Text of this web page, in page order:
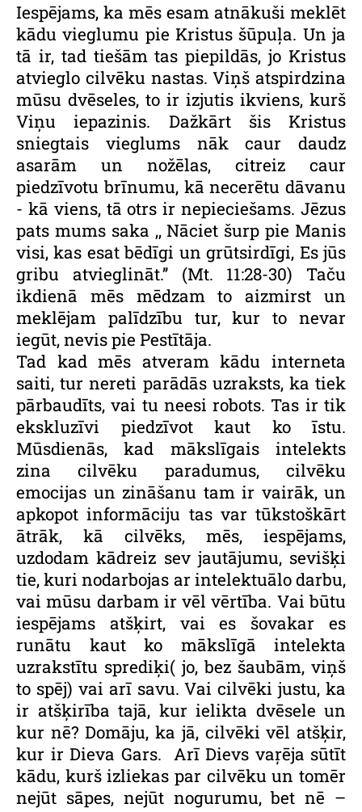
Iespējams, ka mēs esam atnākuši meklēt
kādu vieglumu pie Kristus šūpuļa. Un ja
tā ir, tad tiešām tas piepildās, jo Kristus
atvieglo cilvēku nastas. Viņš atspirdzina
mūsu dvēseles, to ir izjutis ikviens, kurš
Viņu iepazinis. Dažkārt šis Kristus
sniegtais vieglums nāk caur daudz
asarām un nožēlas, citreiz caur
piedzīvotu brīnumu, kā necerētu dāvanu
- kā viens, tā otrs ir nepieciešams. Jēzus
pats mums saka ,, Nāciet šurp pie Manis
visi, kas esat bēdīgi un grūtsirdīgi, Es jūs
gribu atvieglināt.’’ (Mt. 11:28-30) Taču
ikdienā mēs mēdzam to aizmirst un
meklējam palīdzību tur, kur to nevar
iegūt, nevis pie Pestītāja.
Tad kad mēs atveram kādu interneta
saiti, tur nereti parādās uzraksts, ka tiek
pārbaudīts, vai tu neesi robots. Tas ir tik
ekskluzīvi piedzīvot kaut ko īstu.
Mūsdienās, kad mākslīgais intelekts
zina cilvēku paradumus, cilvēku
emocijas un zināšanu tam ir vairāk, un
apkopot informāciju tas var tūkstoškārt
ātrāk, kā cilvēks, mēs, iespējams,
uzdodam kādreiz sev jautājumu, sevišķi
tie, kuri nodarbojas ar intelektuālo darbu,
vai mūsu darbam ir vēl vērtība. Vai būtu
iespējams atšķirt, vai es šovakar es
runātu kaut ko mākslīgā intelekta
uzrakstītu sprediķi( jo, bez šaubām, viņš
to spēj) vai arī savu. Vai cilvēki justu, ka
ir atšķirība tajā, kur ielikta dvēsele un
kur nē? Domāju, ka jā, cilvēki vēl atšķir,
kur ir Dieva Gars. Arī Dievs vaŗēja sūtīt
kādu, kurš izliekas par cilvēku un tomēr
nejūt sāpes, nejūt nogurumu, bet nē –